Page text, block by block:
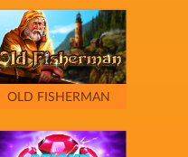
OLD FISHERMAN